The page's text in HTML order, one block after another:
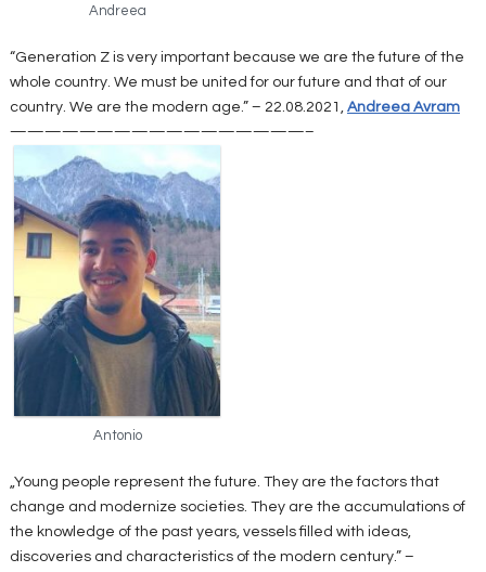
Andreea
“Generation Z is very important because we are the future of the
whole country. We must be united for our future and that of our
country. We are the modern age.” – 22.08.2021, Andreea Avram
—————————————————–
Antonio
„Young people represent the future. They are the factors that
change and modernize societies. They are the accumulations of
the knowledge of the past years, vessels filled with ideas,
discoveries and characteristics of the modern century.” –